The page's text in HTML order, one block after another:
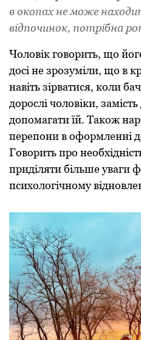
в окопах не може
відпочинок, потрібна
Чоловік говорить, що
досі не зрозуміли, що в
навіть зірватися, коли
дорослі чоловіки,
допомагати їй. Також
перепони в оформленні
Говорить про
приділяти більше уваги
психологічному